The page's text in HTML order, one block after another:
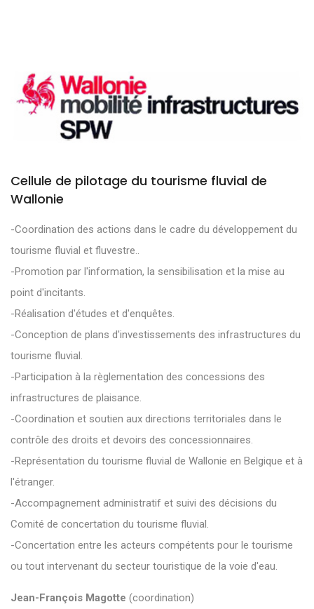
Cellule de pilotage du tourisme fluvial de
Wallonie
-Coordination des actions dans le cadre du développement du
tourisme fluvial et fluvestre..
-Promotion par l'information, la sensibilisation et la mise au
point d'incitants.
-Réalisation d'études et d'enquêtes.
-Conception de plans d'investissements des infrastructures du
tourisme fluvial.
-Participation à la règlementation des concessions des
infrastructures de plaisance.
-Coordination et soutien aux directions territoriales dans le
contrôle des droits et devoirs des concessionnaires.
-Représentation du tourisme fluvial de Wallonie en Belgique et à
l'étranger.
-Accompagnement administratif et suivi des décisions du
Comité de concertation du tourisme fluvial.
-Concertation entre les acteurs compétents pour le tourisme
ou tout intervenant du secteur touristique de la voie d'eau.
Jean-François Magotte (coordination)